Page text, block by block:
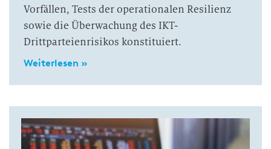
Vorfällen, Tests der operationalen Resilienz
sowie die Überwachung des IKT-
Drittparteienrisikos konstituiert.
Weiterlesen »